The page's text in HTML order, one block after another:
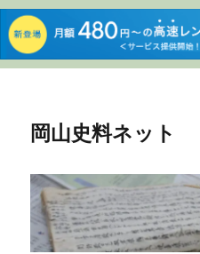
岡山史料ネット